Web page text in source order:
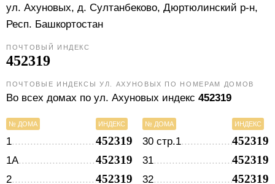
ул. Ахуновых, д. Султанбеково, Дюртюлинский р-н,
Респ. Башкортостан
ПОЧТОВЫЙ ИНДЕКС
452319
ПОЧТОВЫЕ ИНДЕКСЫ УЛ. АХУНОВЫХ ПО НОМЕРАМ ДОМОВ
Во всех домах по ул. Ахуновых индекс 452319
№ ДОМА ИНДЕКС
1 452319
1А 452319
2 452319
№ ДОМА ИНДЕКС
30 стр.1 452319
31 452319
32 452319